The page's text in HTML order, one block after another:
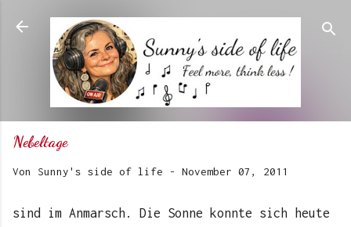
Direkt zum Hauptbereich
Nebeltage
Von Sunny's side of life - November 07, 2011
sind im Anmarsch. Die Sonne konnte sich heute